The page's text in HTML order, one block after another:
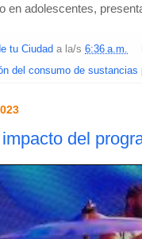
en adolescentes,
tu Ciudad a la/s 6:36 a.m.
del consumo de sustancias
del